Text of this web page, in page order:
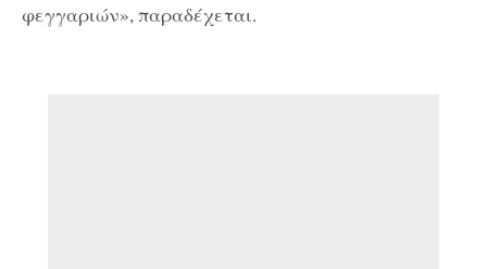
φεγγαριών», παραδέχεται.